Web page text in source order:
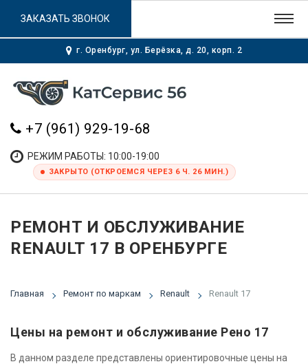
г. Оренбург, ул. Берёзка, д. 20, корп. 2
+7 (961) 929-19-68
РЕЖИМ РАБОТЫ: 10:00-19:00
ЗАКРЫТО (ОТКРОЕМСЯ ЧЕРЕЗ 6 Ч. 26 МИН.)
ЗАКАЗАТЬ ЗВОНОК
РЕМОНТ И ОБСЛУЖИВАНИЕ
RENAULT 17 В ОРЕНБУРГЕ
Главная Ремонт по маркам Renault Renault 17
Цены на ремонт и обслуживание Рено 17
В данном разделе представлены ориентировочные цены на